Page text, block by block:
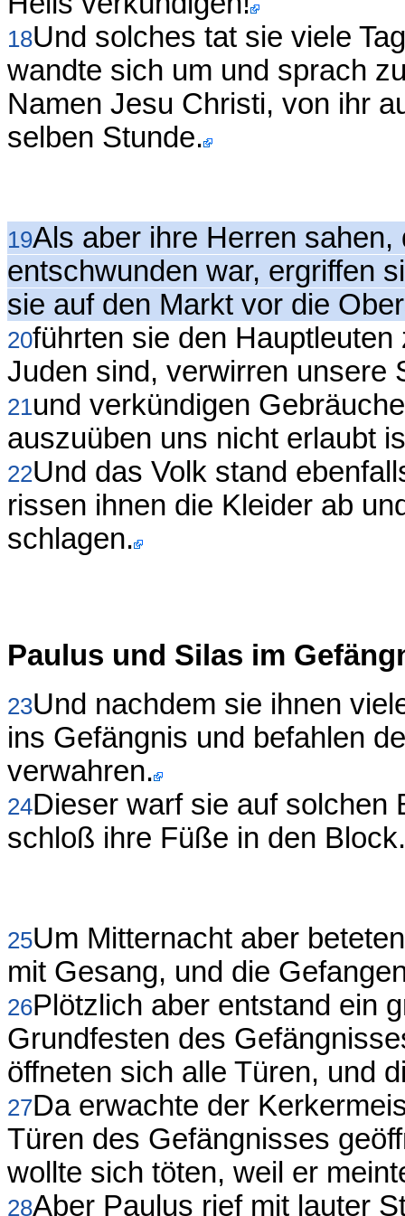
18Und solches tat sie viele
wandte sich um und sprach
Namen Jesu Christi, von ihr
selben Stunde.
19Als aber ihre Herren
entschwunden war, ergriffen
sie auf den Markt vor die
20führten sie den
Juden sind, verwirren unsere
21und verkündigen
auszuüben uns nicht erlaubt
22Und das Volk stand
rissen ihnen die Kleider ab
schlagen.
Paulus und Silas im
23Und nachdem sie ihnen
ins Gefängnis und befahlen
verwahren.
24Dieser warf sie auf solchen
schloß ihre Füße in den Block.
25Um Mitternacht aber
mit Gesang, und die
26Plötzlich aber entstand ein
Grundfesten des
öffneten sich alle Türen, und
27Da erwachte der
Türen des Gefängnisses
wollte sich töten, weil er
28Aber Paulus rief mit lauter